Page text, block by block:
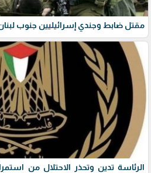
مقتل ضابط وجندي إسرائيليين جنوب
الرئاسة تدين وتحذر الاحتلال من